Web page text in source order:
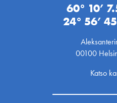
60° 10’
24° 56’
00100
Katso